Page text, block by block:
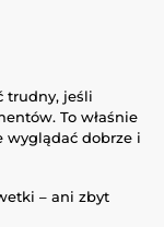
trudny, jeśli
To właśnie
wyglądać dobrze i
– ani zbyt